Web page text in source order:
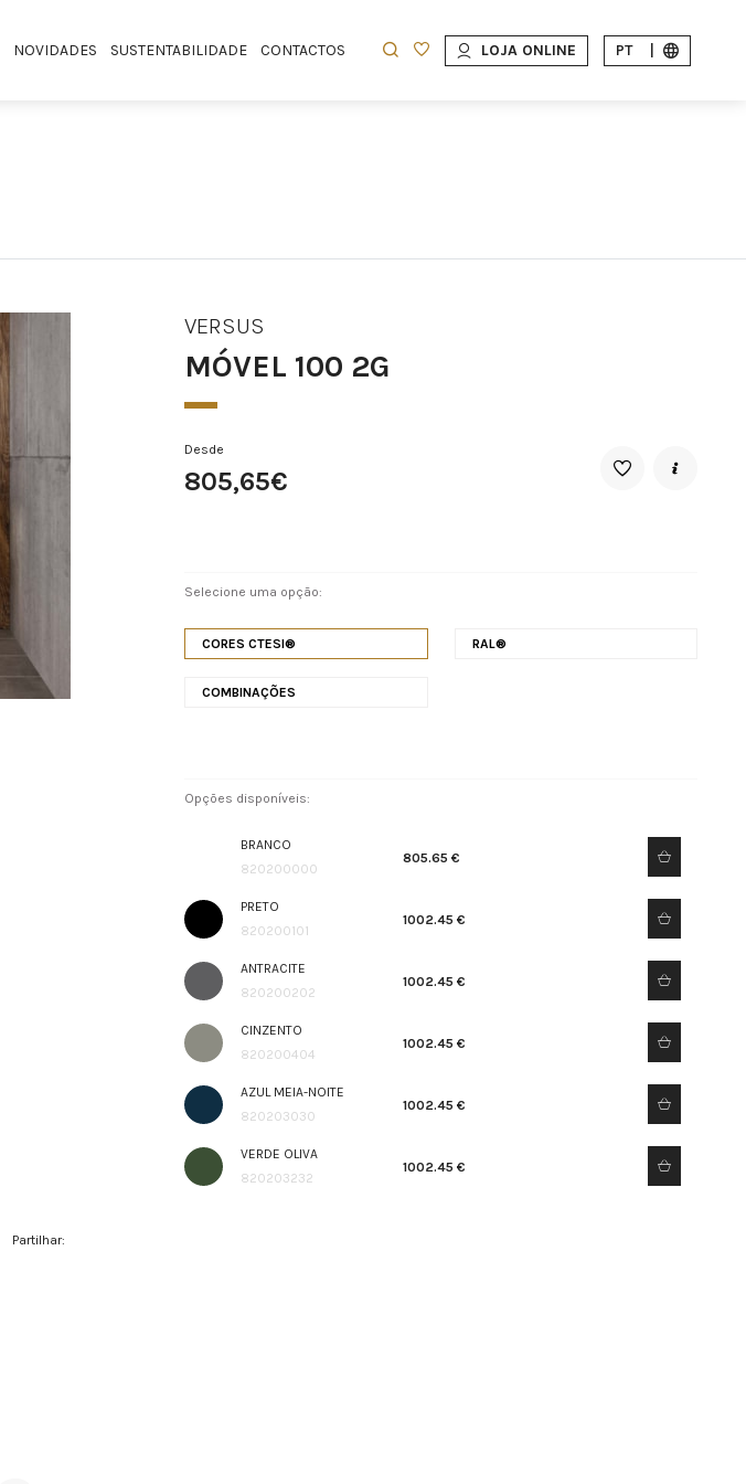
NOVIDADES SUSTENTABILIDADE CONTACTOS LOJA ONLINE PT
VERSUS
MÓVEL 100 2G
Desde
805,65€
Selecione uma opção:
CORES CTESI® RAL®
COMBINAÇÕES
Opções disponíveis:
BRANCO
820200000
805.65 €
PRETO
820200101
1002.45 €
ANTRACITE
820200202
1002.45 €
CINZENTO
820200404
1002.45 €
AZUL MEIA-NOITE
820203030
1002.45 €
VERDE OLIVA
820203232
1002.45 €
Partilhar: